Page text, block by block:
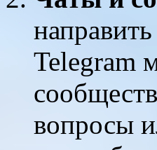
Telegram
вопросы